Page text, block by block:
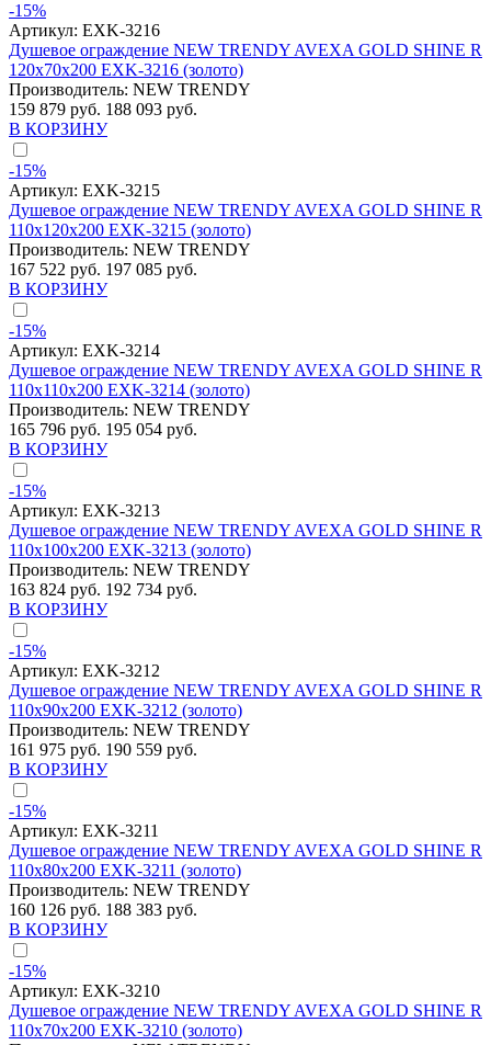
-15%
Артикул: EXK-3216
Душевое ограждение NEW TRENDY AVEXA GOLD SHINE R
120x70x200 EXK-3216 (золото)
Производитель: NEW TRENDY
159 879 руб. 188 093 руб.
В КОРЗИНУ
-15%
Артикул: EXK-3215
Душевое ограждение NEW TRENDY AVEXA GOLD SHINE R
110x120x200 EXK-3215 (золото)
Производитель: NEW TRENDY
167 522 руб. 197 085 руб.
В КОРЗИНУ
-15%
Артикул: EXK-3214
Душевое ограждение NEW TRENDY AVEXA GOLD SHINE R
110x110x200 EXK-3214 (золото)
Производитель: NEW TRENDY
165 796 руб. 195 054 руб.
В КОРЗИНУ
-15%
Артикул: EXK-3213
Душевое ограждение NEW TRENDY AVEXA GOLD SHINE R
110x100x200 EXK-3213 (золото)
Производитель: NEW TRENDY
163 824 руб. 192 734 руб.
В КОРЗИНУ
-15%
Артикул: EXK-3212
Душевое ограждение NEW TRENDY AVEXA GOLD SHINE R
110x90x200 EXK-3212 (золото)
Производитель: NEW TRENDY
161 975 руб. 190 559 руб.
В КОРЗИНУ
-15%
Артикул: EXK-3211
Душевое ограждение NEW TRENDY AVEXA GOLD SHINE R
110x80x200 EXK-3211 (золото)
Производитель: NEW TRENDY
160 126 руб. 188 383 руб.
В КОРЗИНУ
-15%
Артикул: EXK-3210
Душевое ограждение NEW TRENDY AVEXA GOLD SHINE R
110x70x200 EXK-3210 (золото)